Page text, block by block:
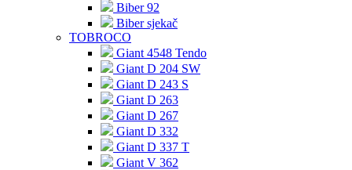
Biber 92
Biber sjekač
TOBROCO
Giant 4548 Tendo
Giant D 204 SW
Giant D 243 S
Giant D 263
Giant D 267
Giant D 332
Giant D 337 T
Giant V 362